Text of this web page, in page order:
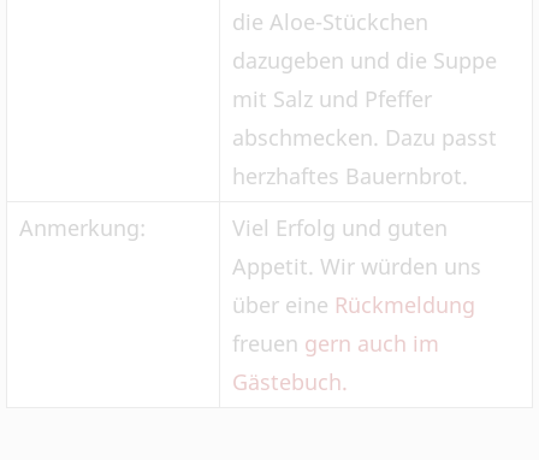
die Aloe-Stückchen
dazugeben und die Suppe
mit Salz und Pfeffer
abschmecken. Dazu passt
herzhaftes Bauernbrot.
Anmerkung:
Viel Erfolg und guten
Appetit. Wir würden uns
über eine Rückmeldung
freuen gern auch im
Gästebuch.